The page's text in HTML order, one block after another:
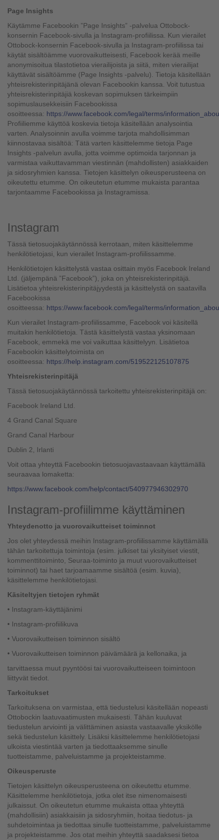
Page Insights
Käytämme Facebookin ”Page Insights” -palvelua Ottobock-
konsernin Facebook-sivulla ja Instagram-profiilissa. Kun vierailet
Ottobock-konsernin Facebook-sivulla ja Instagram-profiilissa tai
käytät sisältöämme vuorovaikutteisesti, Facebook kerää meille
anonymisoitua tilastotietoa vierailijoista ja siitä, miten vierailijat
käyttävät sisältöämme (Page Insights -palvelu). Tietoja käsitellään
yhteisrekisterinpitäjänä olevan Facebookin kanssa. Voit tutustua
yhteisrekisterinpitäjiä koskevan sopimuksen tärkeimpiin
sopimuslausekkeisiin Facebookissa
osoitteessa: https://www.facebook.com/legal/terms/
Profiiliemme käyttöä koskevia tietoja käsitellään analysointia
varten. Analysoinnin avulla voimme tarjota mahdollisimman
kiinnostavaa sisältöä: Tätä varten käsittelemme tietoja Page
Insights -palvelun avulla, jotta voimme optimoida tarjonnan ja
varmistaa vaikuttavamman viestinnän (mahdollisten) asiakkaiden
ja sidosryhmien kanssa. Tietojen käsittelyn oikeusperusteena on
oikeutettu etumme. On oikeutetun etumme mukaista parantaa
tarjontaamme Facebookissa ja Instagramissa.
Instagram
Tässä tietosuojakäytännössä kerrotaan, miten käsittelemme
henkilötietojasi, kun vierailet Instagram-profiilissamme.
Henkilötietojen käsittelystä vastaa osittain myös Facebook Ireland
Ltd. (jäljempänä ”Facebook”), joka on yhteisrekisterinpitäjä.
Lisätietoa yhteisrekisterinpitäjyydestä ja käsittelystä on saatavilla
Facebookissa
osoitteessa: https://www.facebook.com/legal/terms/
Kun vierailet Instagram-profiilissamme, Facebook voi käsitellä
muitakin henkilötietoja. Tästä käsittelystä vastaa yksinomaan
Facebook, emmekä me voi vaikuttaa käsittelyyn. Lisätietoa
Facebookin käsittelytoimista on
osoitteessa: https://help.instagram.com/519522125107875
Yhteisrekisterinpitäjä
Tässä tietosuojakäytännössä tarkoitettu yhteisrekisterinpitäjä on:
Facebook Ireland Ltd.
4 Grand Canal Square
Grand Canal Harbour
Dublin 2, Irlanti
Voit ottaa yhteyttä Facebookin tietosuojavastaavaan käyttämällä
seuraavaa lomaketta:
https://www.facebook.com/help/contact/540977946302970
Instagram-profiilimme käyttäminen
Yhteydenotto ja vuorovaikutteiset toiminnot
Jos olet yhteydessä meihin Instagram-profiilissamme käyttämällä
tähän tarkoitettuja toimintoja (esim. julkiset tai yksityiset viestit,
kommenttitoiminto, Seuraa-toiminto ja muut vuorovaikutteiset
toiminnot) tai haet tarjoamaamme sisältöä (esim. kuvia),
käsittelemme henkilötietojasi.
Käsiteltyjen tietojen ryhmät
• Instagram-käyttäjänimi
• Instagram-profiilikuva
• Vuorovaikutteisen toiminnon sisältö
• Vuorovaikutteisen toiminnon päivämäärä ja kellonaika, ja
tarvittaessa muut pyyntöösi tai vuorovaikutteiseen toimintoon
liittyvät tiedot.
Tarkoitukset
Tarkoituksena on varmistaa, että tiedustelusi käsitellään nopeasti
Ottobockin laatuvaatimusten mukaisesti. Tähän kuuluvat
tiedustelun arviointi ja välittäminen asiasta vastaavalle yksikölle
sekä tiedustelun käsittely. Lisäksi käsittelemme henkilötietojasi
ulkoista viestintää varten ja tiedottaaksemme sinulle
tuotteistamme, palveluistamme ja projekteistamme.
Oikeusperuste
Tietojen käsittelyn oikeusperusteena on oikeutettu etumme.
Käsittelemme henkilötietoja, jotka olet itse nimenomaisesti
julkaissut. On oikeutetun etumme mukaista ottaa yhteyttä
(mahdollisiin) asiakkaisiin ja sidosryhmiin, hoitaa tiedotus- ja
suhdetoimintaa ja tiedottaa sinulle tuotteistamme, palveluistamme
ja projekteistamme. Jos otat meihin yhteyttä saadaksesi tietoa